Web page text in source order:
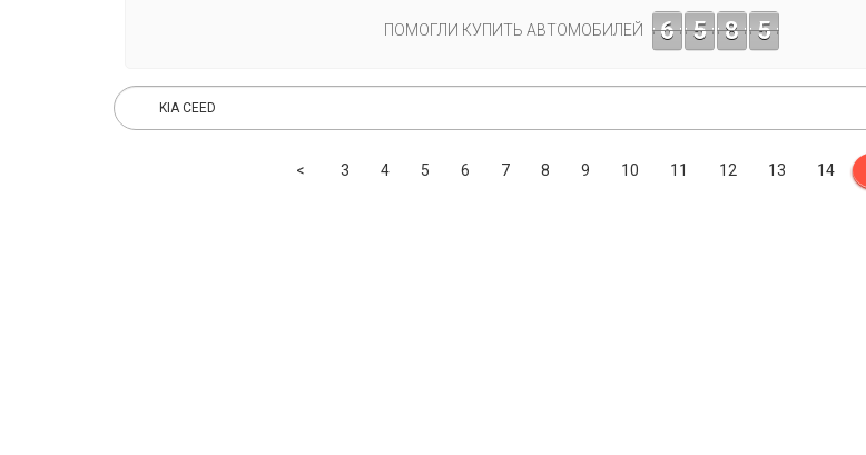
ПОМОГЛИ КУПИТЬ АВТОМОБИЛЕЙ 6 5 8 5
< Previous
3 4 5 6 7 8 9 10 11 12 13 14